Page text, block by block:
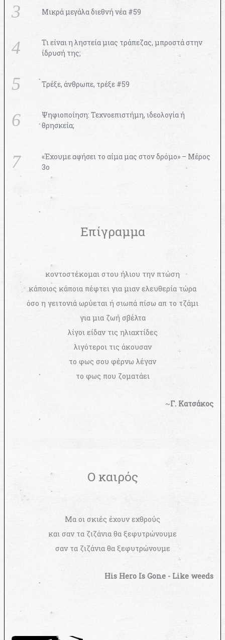
Μικρά μεγάλα διεθνή νέα #59
Τι είναι η ληστεία μιας τράπεζας, μπροστά στην
ίδρυσή της;
Τρέξε, άνθρωπε, τρέξε #59
Ψηφιοποίηση: Τεχνοεπιστήμη, ιδεολογία ή
θρησκεία;
«Έχουμε αφήσει το αίμα μας στον δρόμο» – Μέρος
3ο
Επίγραμμα
κοντοστέκομαι στου ήλιου την πτώση
κάποιος κάποια πέφτει για μιαν ελευθερία τώρα
όσο η γειτονιά ωρύεται ή σιωπά πίσω απ το τζάμι
για μια ζωή σβέλτα
λίγοι είδαν τις ηλιαχτίδες
λιγότεροι τις άκουσαν
το φως σου φέρνω λέγαν
το φως που ζοματάει
~Γ. Κατσάκος
Ο καιρός
Μα οι σκιές έχουν εχθρούς
και σαν τα ζιζάνια θα ξεφυτρώνουμε
σαν τα ζιζάνια θα ξεφυτρώνουμε
His Hero Is Gone - Like weeds